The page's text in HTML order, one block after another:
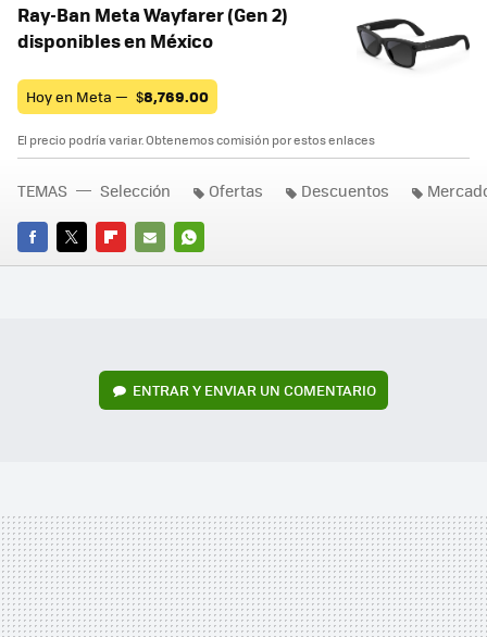
Ray-Ban Meta Wayfarer (Gen 2)
disponibles en México
Hoy en Meta — $8,769.00
El precio podría variar. Obtenemos comisión por estos enlaces
FACEBOOK
TWITTERFLIPBOARD
E-
WHATSAPP
TEMAS Selección Ofertas Descuentos
ENTRAR Y ENVIAR UN COMENTARIO